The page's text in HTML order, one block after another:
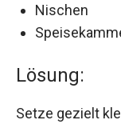
Nischen
Lösung:
Setze gezielt